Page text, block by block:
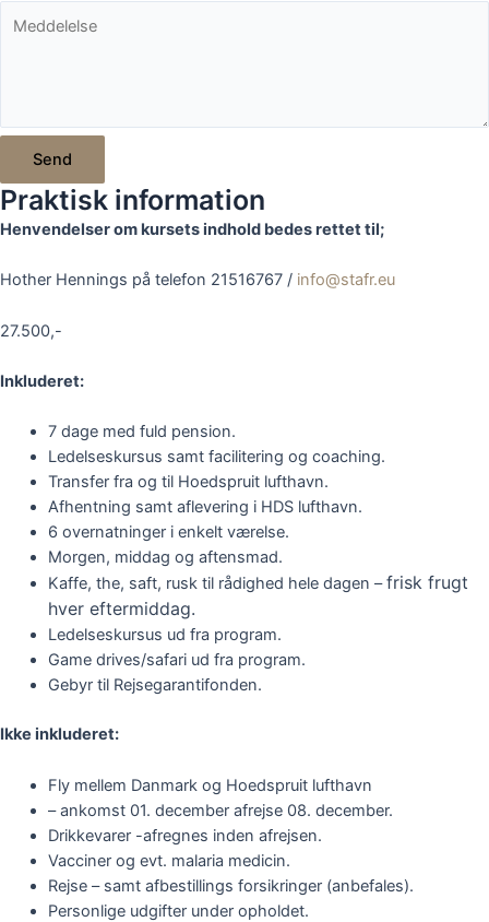
Send
Praktisk information
Henvendelser om kursets indhold bedes rettet til;
Hother Hennings på telefon 21516767 / info@stafr.eu
27.500,-
Inkluderet:
7 dage med fuld pension.
Ledelseskursus samt facilitering og coaching.
Transfer fra og til Hoedspruit lufthavn.
Afhentning samt aflevering i HDS lufthavn.
6 overnatninger i enkelt værelse.
Morgen, middag og aftensmad.
Kaffe, the, saft, rusk til rådighed hele dagen –frisk frugt
hver eftermiddag.
Ledelseskursus ud fra program.
Game drives/safari ud fra program.
Gebyr til Rejsegarantifonden.
Ikke inkluderet:
Fly mellem Danmark og Hoedspruit lufthavn
– ankomst 01. december afrejse 08. december.
Drikkevarer -afregnes inden afrejsen.
Vacciner og evt. malaria medicin.
Rejse – samt afbestillings forsikringer (anbefales).
Personlige udgifter under opholdet.